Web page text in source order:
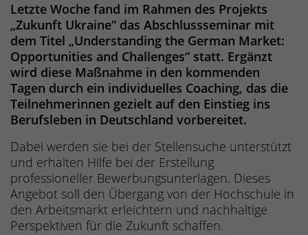
Letzte Woche fand im Rahmen des Projekts
„Zukunft Ukraine“ das Abschlussseminar mit
dem Titel „Understanding the German Market:
Opportunities and Challenges“ statt. Ergänzt
wird diese Maßnahme in den kommenden
Tagen durch ein individuelles Coaching, das die
Teilnehmerinnen gezielt auf den Einstieg ins
Berufsleben in Deutschland vorbereitet.
Dabei werden sie bei der Stellensuche unterstützt
und erhalten Hilfe bei der Erstellung
professioneller Bewerbungsunterlagen. Dieses
Angebot soll den Übergang von der Hochschule in
den Arbeitsmarkt erleichtern und nachhaltige
Perspektiven für die Zukunft schaffen.